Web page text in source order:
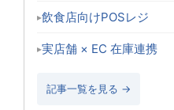
飲食店向けPOSレジ
実店舗 × EC 在庫連携
記事一覧を見る →